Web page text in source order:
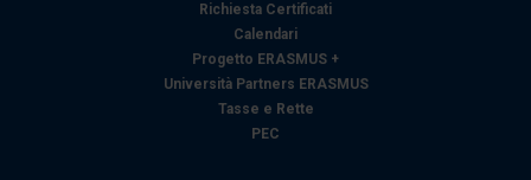
Richiesta Certificati
Calendari
Progetto ERASMUS +
Università Partners ERASMUS
Tasse e Rette
PEC